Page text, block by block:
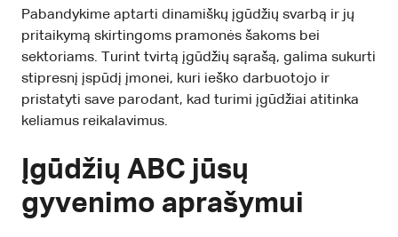
Pabandykime aptarti dinamiškų įgūdžių svarbą ir jų
pritaikymą skirtingoms pramonės šakoms bei
sektoriams. Turint tvirtą įgūdžių sąrašą, galima sukurti
stipresnį įspūdį įmonei, kuri ieško darbuotojo ir
pristatyti save parodant, kad turimi įgūdžiai atitinka
keliamus reikalavimus.
Įgūdžių ABC jūsų
gyvenimo aprašymui